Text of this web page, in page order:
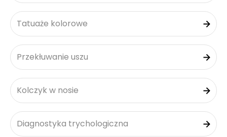
Tatuaże kolorowe
Przekłuwanie uszu
Kolczyk w nosie
Diagnostyka trychologiczna